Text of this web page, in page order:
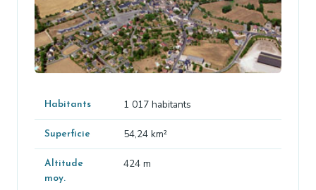
Habitants 1 017 habitants
Superficie 54,24 km²
Altitude
moy.
424 m